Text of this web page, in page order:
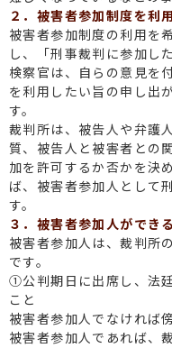
２．被害者参加制度を利
被害者参加制度の利用を
し、「刑事裁判に参加し
検察官は、自らの意見を
を利用したい旨の申し出
す。
裁判所は、被告人や弁護
質、被告人と被害者との
加を許可するか否かを決
ば、被害者参加人として
す。
３．被害者参加人ができ
被害者参加人は、裁判所
です。
①公判期日に出席し、法
こと
被害者参加人でなければ
被害者参加人であれば、